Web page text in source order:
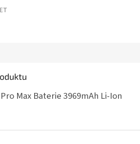
Max Baterie 3969mAh Li-Ion